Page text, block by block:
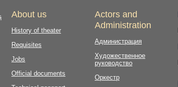
About us
History of theater
Requisites
Jobs
Official documents
Actors and
Administration
Администрация
Художественное
руководство
Оркестр